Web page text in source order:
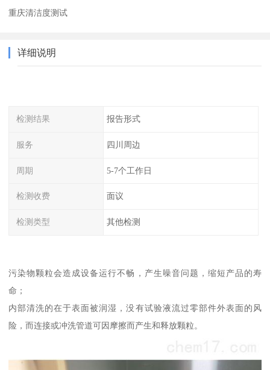
重庆清洁度测试
详细说明
检测结果 报告形式
服务 四川周边
周期 5-7个工作日
检测收费 面议
检测类型 其他检测
污染物颗粒会造成设备运行不畅，产生噪音问题，缩短产品的寿
命；
内部清洗的在于表面被润湿，没有试验液流过零部件外表面的风
险，而连接或冲洗管道可因摩擦而产生和释放颗粒。